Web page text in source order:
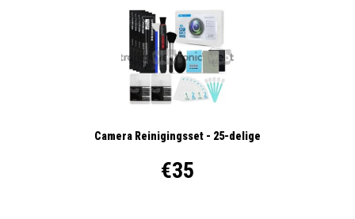
Camera Reinigingsset - 25-delige
€35